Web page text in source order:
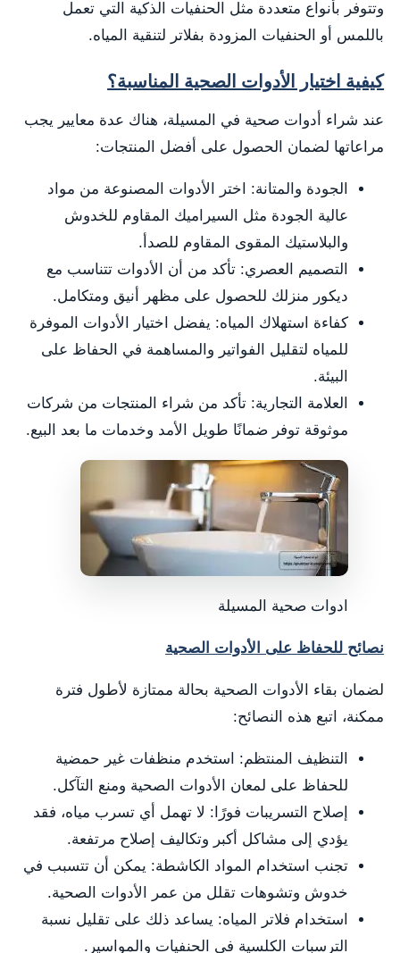
وتتوفر بأنواع متعددة مثل الحنفيات الذكية التي تعمل
باللمس أو الحنفيات المزودة بفلاتر لتنقية المياه.
كيفية اختيار الأدوات الصحية المناسبة؟
عند شراء أدوات صحية في المسيلة، هناك عدة معايير يجب
مراعاتها لضمان الحصول على أفضل المنتجات:
الجودة والمتانة: اختر الأدوات المصنوعة من مواد
عالية الجودة مثل السيراميك المقاوم للخدوش
والبلاستيك المقوى المقاوم للصدأ.
التصميم العصري: تأكد من أن الأدوات تتناسب مع
ديكور منزلك للحصول على مظهر أنيق ومتكامل.
كفاءة استهلاك المياه: يفضل اختيار الأدوات الموفرة
للمياه لتقليل الفواتير والمساهمة في الحفاظ على
البيئة.
العلامة التجارية: تأكد من شراء المنتجات من شركات
موثوقة توفر ضمانًا طويل الأمد وخدمات ما بعد البيع.
ادوات صحية المسيلة
نصائح للحفاظ على الأدوات الصحية
لضمان بقاء الأدوات الصحية بحالة ممتازة لأطول فترة
ممكنة، اتبع هذه النصائح:
التنظيف المنتظم: استخدم منظفات غير حمضية
للحفاظ على لمعان الأدوات الصحية ومنع التآكل.
إصلاح التسريبات فورًا: لا تهمل أي تسرب مياه، فقد
يؤدي إلى مشاكل أكبر وتكاليف إصلاح مرتفعة.
تجنب استخدام المواد الكاشطة: يمكن أن تتسبب في
خدوش وتشوهات تقلل من عمر الأدوات الصحية.
استخدام فلاتر المياه: يساعد ذلك على تقليل نسبة
الترسبات الكلسية في الحنفيات والمواسير.